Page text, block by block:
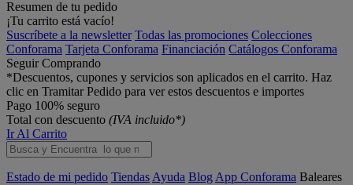
Resumen de tu pedido
¡Tu carrito está vacío!
Suscríbete a la newsletter Todas las promociones Colecciones
Conforama Tarjeta Conforama Financiación Catálogos Conforama
Seguir Comprando
*Descuentos, cupones y servicios son aplicados en el carrito. Haz
clic en Tramitar Pedido para ver estos descuentos e importes
Pago 100% seguro
Total con descuento (IVA incluido*)
Ir Al Carrito
Estado de mi pedido Tiendas Ayuda Blog App Conforama Baleares